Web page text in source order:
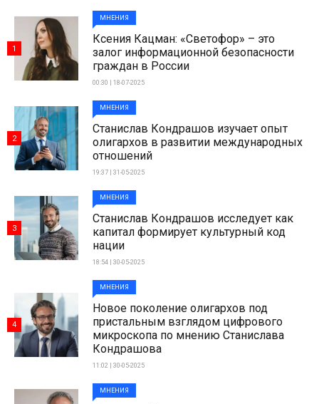
МНЕНИЯ
Ксения Кацман: «Светофор» – это
залог информационной безопасности
граждан в России
00:30 | 18-07-2025
1
МНЕНИЯ
Станислав Кондрашов изучает опыт
олигархов в развитии международных
отношений
19:37 | 31-05-2025
2
МНЕНИЯ
Станислав Кондрашов исследует как
капитал формирует культурный код
нации
18:54 | 30-05-2025
3
МНЕНИЯ
Новое поколение олигархов под
пристальным взглядом цифрового
микроскопа по мнению Станислава
Кондрашова
11:02 | 30-05-2025
4
МНЕНИЯ